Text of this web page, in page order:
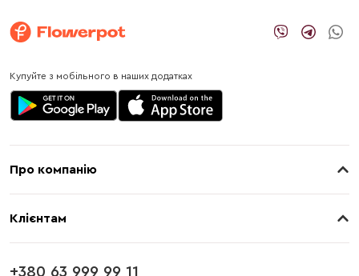
Купуйте з мобільного в наших додатках
Про компанію
Клієнтам
+380 63 999 99 11